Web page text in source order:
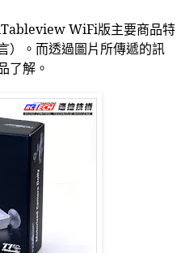
WiFi版主要商品特
）。而透過圖片所傳遞的訊
了解。